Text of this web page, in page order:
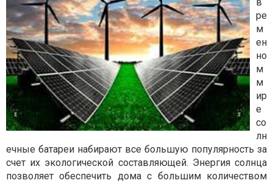
ре
м
ен
но
м
м
ир
е
со
лн
ечные батареи набирают все большую популярность за
счет их экологической составляющей. Энергия солнца
позволяет обеспечить дома с большим количеством